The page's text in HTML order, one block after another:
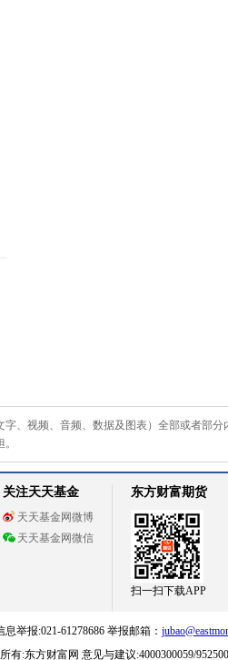
、视频、音频、数据及图表）全部或者部分